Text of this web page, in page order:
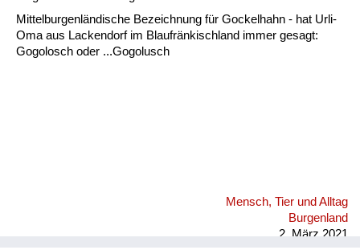
Mittelburgenländische Bezeichnung für Gockelhahn - hat Urli-
Oma aus Lackendorf im Blaufränkischland immer gesagt:
Gogolosch oder ...Gogolusch
Mensch, Tier und Alltag
Burgenland
2. März 2021